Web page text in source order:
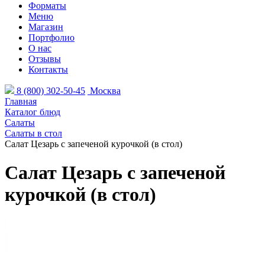
Форматы
Меню
Магазин
Портфолио
О нас
Отзывы
Контакты
8 (800) 302-50-45 Москва
Главная
Каталог блюд
Салаты
Салаты в стол
Салат Цезарь с запеченой курочкой (в стол)
Салат Цезарь с запеченой
курочкой (в стол)